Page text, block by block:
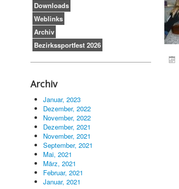
Downloads
Weblinks
Archiv
Bezirkssportfest 2026
Archiv
Januar, 2023
Dezember, 2022
November, 2022
Dezember, 2021
November, 2021
September, 2021
Mai, 2021
März, 2021
Februar, 2021
Januar, 2021